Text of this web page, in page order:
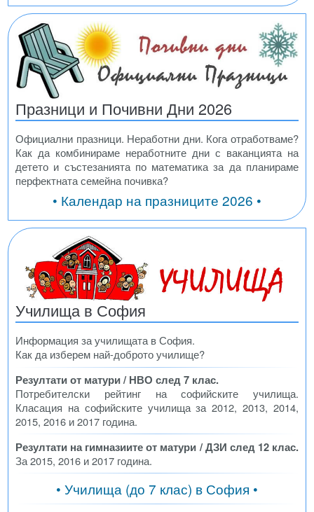
Празници и Почивни Дни 2026
Официални празници. Неработни дни. Кога отработваме?
Как да комбинираме неработните дни с ваканцията на
детето и състезанията по математика за да планираме
перфектната семейна почивка?
• Календар на празниците 2026 •
Училища в София
Информация за училищата в София.
Как да изберем най-доброто училище?
Резултати от матури / НВО след 7 клас.
Потребителски рейтинг на софийските училища.
Класация на софийските училища за 2012, 2013, 2014,
2015, 2016 и 2017 година.
Резултати на гимназиите от матури / ДЗИ след 12 клас.
За 2015, 2016 и 2017 година.
• Училища (до 7 клас) в София •